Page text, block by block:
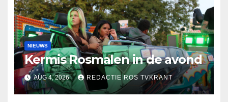
NIEUWS
Kermis Rosmalen in de avond
AUG 4, 2026 REDACTIE ROS TVKRANT